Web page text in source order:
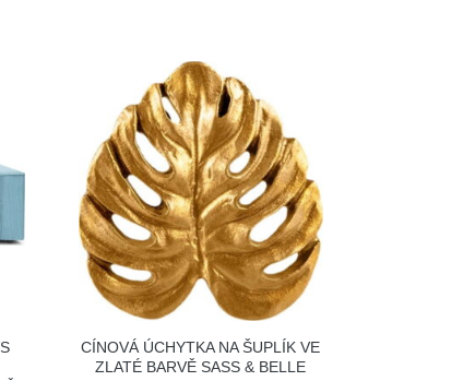
CÍNOVÁ ÚCHYTKA NA ŠUPLÍK VE
ZLATÉ BARVĚ SASS & BELLE